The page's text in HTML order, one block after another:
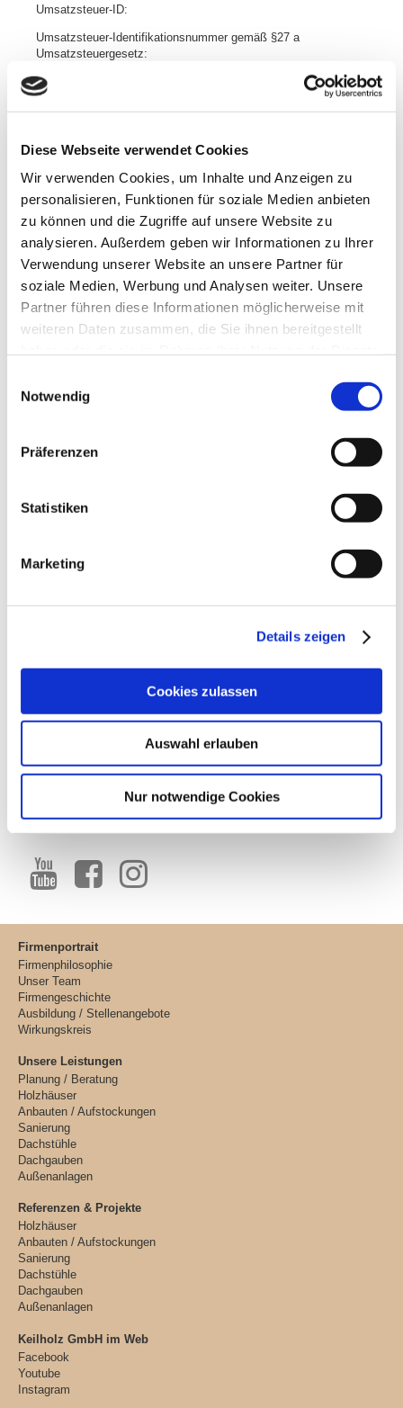
Diese Webseite verwendet Cookies
Wir verwenden Cookies, um Inhalte und Anzeigen zu
personalisieren, Funktionen für soziale Medien anbieten
zu können und die Zugriffe auf unsere Website zu
analysieren. Außerdem geben wir Informationen zu Ihrer
Verwendung unserer Website an unsere Partner für
soziale Medien, Werbung und Analysen weiter. Unsere
Partner führen diese Informationen möglicherweise mit
weiteren Daten zusammen, die Sie ihnen bereitgestellt
Notwendig
Präferenzen
Statistiken
Marketing
Details zeigen
Cookies zulassen
Auswahl erlauben
Nur notwendige Cookies
Umsatzsteuer-ID:
Umsatzsteuer-Identifikationsnummer gemäß §27 a
Umsatzsteuergesetz:
Quellenangaben für die verwendeten Bilder und Grafiken:
istockphoto.com
info@holzbau-keilholz.de
AUSZEICHNUNGEN
Firmenportrait
Firmenphilosophie
Unser Team
Firmengeschichte
Ausbildung / Stellenangebote
Wirkungskreis
Unsere Leistungen
Planung / Beratung
Holzhäuser
Anbauten / Aufstockungen
Sanierung
Dachstühle
Dachgauben
Außenanlagen
Referenzen & Projekte
Holzhäuser
Anbauten / Aufstockungen
Sanierung
Dachstühle
Dachgauben
Außenanlagen
Keilholz GmbH im Web
Facebook
Youtube
Instagram